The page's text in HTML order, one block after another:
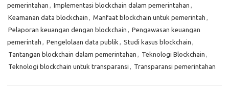
pemerintahan , Implementasi blockchain dalam pemerintahan ,
Keamanan data blockchain , Manfaat blockchain untuk pemerintah ,
Pelaporan keuangan dengan blockchain , Pengawasan keuangan
pemerintah , Pengelolaan data publik , Studi kasus blockchain ,
Tantangan blockchain dalam pemerintahan , Teknologi Blockchain ,
Teknologi blockchain untuk transparansi , Transparansi pemerintahan